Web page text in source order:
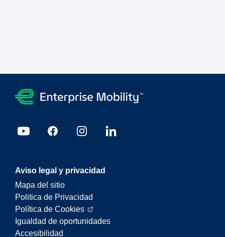
Aviso legal y privacidad
Mapa del sitio
Politica de Privacidad
Política de Cookies
Igualdad de oportunidades
Accesibilidad